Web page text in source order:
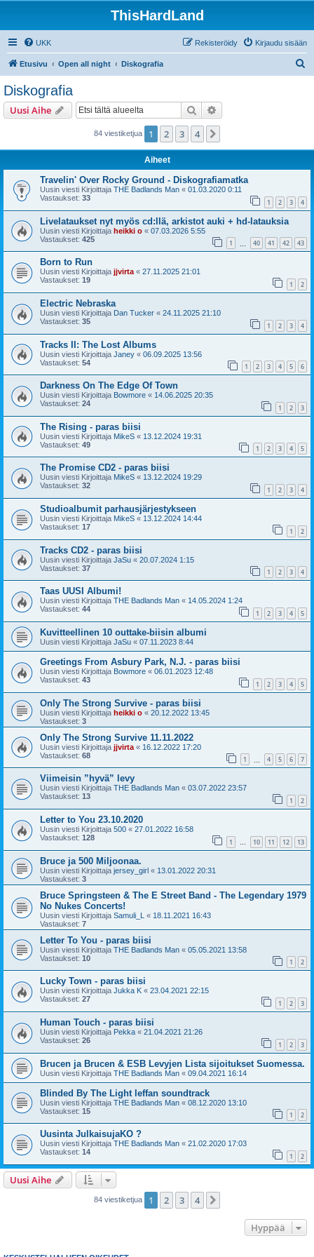
ThisHardLand
UKK Kirjaudu sisään
Rekisteröidy
Etusivu Open all night Diskografia
Diskografia
Uusi Aihe Etsi
84 viestiketjua 1 2 3 4
Aiheet
Travelin' Over Rocky Ground - Diskografiamatka
Uusin viesti Kirjoittaja THE Badlands Man « 01.03.2020 0:11
Vastaukset: 33 1 2 3 4
Livelataukset nyt myös cd:llä, arkistot auki + hd-latauksia
Uusin viesti Kirjoittaja heikki o « 07.03.2026 5:55
Vastaukset: 425 1 40 41 42 43
Born to Run
Uusin viesti Kirjoittaja jjvirta « 27.11.2025 21:01
Vastaukset: 19 1 2
Electric Nebraska
Uusin viesti Kirjoittaja Dan Tucker « 24.11.2025 21:10
Vastaukset: 35 1 2 3 4
Tracks II: The Lost Albums
Uusin viesti Kirjoittaja Janey « 06.09.2025 13:56
Vastaukset: 54 1 2 3 4 5 6
Darkness On The Edge Of Town
Uusin viesti Kirjoittaja Bowmore « 14.06.2025 20:35
Vastaukset: 24 1 2 3
The Rising - paras biisi
Uusin viesti Kirjoittaja MikeS « 13.12.2024 19:31
Vastaukset: 49 1 2 3 4 5
The Promise CD2 - paras biisi
Uusin viesti Kirjoittaja MikeS « 13.12.2024 19:29
Vastaukset: 32 1 2 3 4
Studioalbumit parhausjärjestykseen
Uusin viesti Kirjoittaja MikeS « 13.12.2024 14:44
Vastaukset: 17 1 2
Tracks CD2 - paras biisi
Uusin viesti Kirjoittaja JaSu « 20.07.2024 1:15
Vastaukset: 37 1 2 3 4
Taas UUSI Albumi!
Uusin viesti Kirjoittaja THE Badlands Man « 14.05.2024 1:24
Vastaukset: 44 1 2 3 4 5
Kuvitteellinen 10 outtake-biisin albumi
Uusin viesti Kirjoittaja JaSu « 07.11.2023 8:44
Greetings From Asbury Park, N.J. - paras biisi
Uusin viesti Kirjoittaja Bowmore « 06.01.2023 12:48
Vastaukset: 43 1 2 3 4 5
Only The Strong Survive - paras biisi
Uusin viesti Kirjoittaja heikki o « 20.12.2022 13:45
Vastaukset: 3
Only The Strong Survive 11.11.2022
Uusin viesti Kirjoittaja jjvirta « 16.12.2022 17:20
Vastaukset: 68 1 4 5 6 7
Viimeisin ”hyvä” levy
Uusin viesti Kirjoittaja THE Badlands Man « 03.07.2022 23:57
Vastaukset: 13 1 2
Letter to You 23.10.2020
Uusin viesti Kirjoittaja 500 « 27.01.2022 16:58
Vastaukset: 128 1 … 10 11 12 13
Bruce ja 500 Miljoonaa.
Uusin viesti Kirjoittaja jersey_girl « 13.01.2022 20:31
Vastaukset: 3
Bruce Springsteen & The E Street Band - The Legendary 1979
No Nukes Concerts!
Uusin viesti Kirjoittaja Samuli_L « 18.11.2021 16:43
Vastaukset: 7
Letter To You - paras biisi
Uusin viesti Kirjoittaja THE Badlands Man « 05.05.2021 13:58
Vastaukset: 10 1 2
Lucky Town - paras biisi
Uusin viesti Kirjoittaja Jukka K « 23.04.2021 22:15
Vastaukset: 27 1 2 3
Human Touch - paras biisi
Uusin viesti Kirjoittaja Pekka « 21.04.2021 21:26
Vastaukset: 26 1 2 3
Brucen ja Brucen & ESB Levyjen Lista sijoitukset Suomessa.
Uusin viesti Kirjoittaja THE Badlands Man « 09.04.2021 16:14
Blinded By The Light leffan soundtrack
Uusin viesti Kirjoittaja THE Badlands Man « 08.12.2020 13:10
Vastaukset: 15 1 2
Uusinta JulkaisujaKO ?
Uusin viesti Kirjoittaja THE Badlands Man « 21.02.2020 17:03
Vastaukset: 14 1 2
Uusi Aihe
84 viestiketjua 1 2 3 4
Hyppää